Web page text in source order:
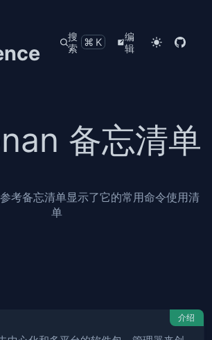
搜
索
⌘K
编
辑
备忘清单
考备忘清单显示了它的常用命令使用清
单
介绍